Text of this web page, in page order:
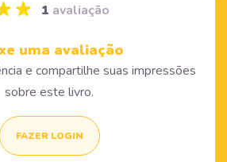
1 avaliação
uma avaliação
e compartilhe suas impressões
sobre este livro.
FAZER LOGIN